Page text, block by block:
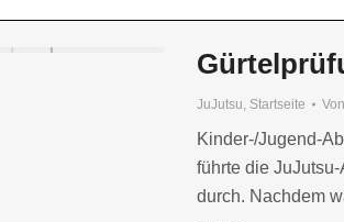
JuJutsu, Startseite Von
Kinder-/Jugend-
führte die
durch. Nachdem